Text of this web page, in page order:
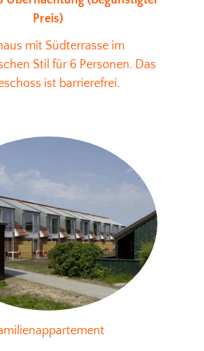
Preis)
mit Südterrasse im
Stil für 6 Personen. Das
ist barrierefrei.